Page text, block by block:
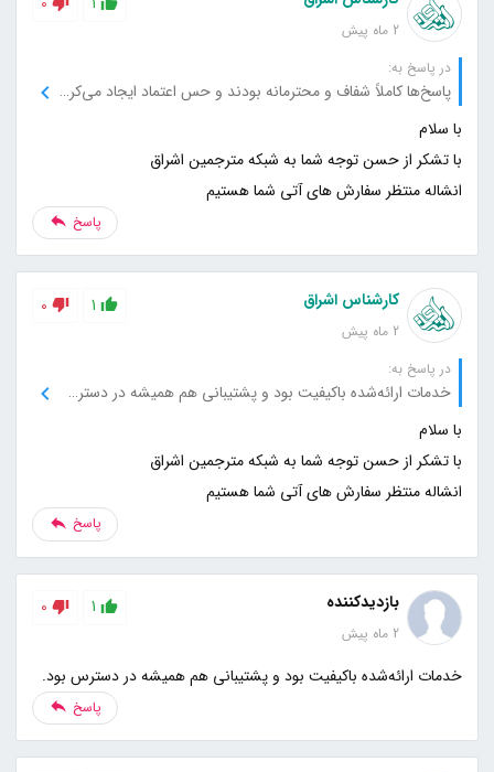
2 ماه پیش
در پاسخ به:
پاسخ‌ها کاملاً شفاف و محترمانه بودند و حس اعتماد ایجاد می‌کردند.
انشاله منتظر سفارش های آتی شما هستیم
پاسخ
کارشناس اشراق
2 ماه پیش
1
0
در پاسخ به:
خدمات ارائه‌شده باکیفیت بود و پشتیبانی هم همیشه در دسترس بود.
انشاله منتظر سفارش های آتی شما هستیم
پاسخ
بازدیدکننده
2 ماه پیش
1
0
خدمات ارائه‌شده باکیفیت بود و پشتیبانی هم همیشه در دسترس بود.
پاسخ